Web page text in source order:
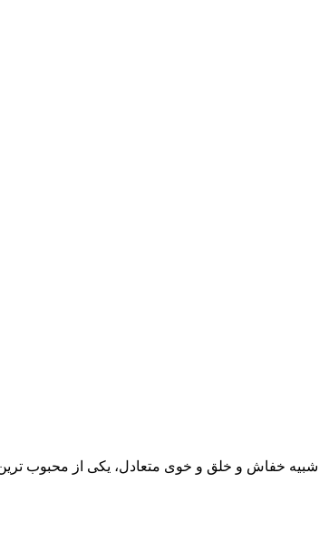
خفاش و خلق و خوی متعادل، یکی از محبوب‌